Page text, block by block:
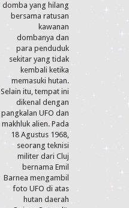
domba yang hilang
bersama ratusan
kawanan
dombanya dan
para penduduk
sekitar yang tidak
kembali ketika
memasuki hutan.
Selain itu, tempat ini
dikenal dengan
pangkalan UFO dan
makhluk alien. Pada
18 Agustus 1968,
seorang teknisi
militer dari Cluj
bernama Emil
Barnea mengambil
foto UFO di atas
hutan daerah